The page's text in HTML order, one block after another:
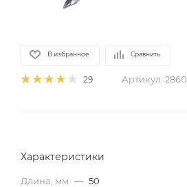
В избранное Сравнить
29 Артикул: 2860
Характеристики
Длина, мм — 50